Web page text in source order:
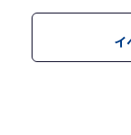
イ